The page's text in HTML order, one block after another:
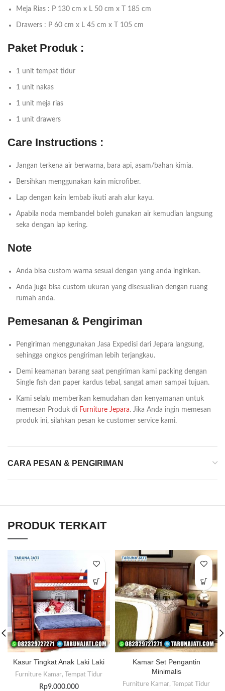
Meja Rias : P 130 cm x L 50 cm x T 185 cm
Drawers : P 60 cm x L 45 cm x T 105 cm
Paket Produk :
1 unit tempat tidur
1 unit nakas
1 unit meja rias
1 unit drawers
Care Instructions :
Jangan terkena air berwarna, bara api, asam/bahan kimia.
Bersihkan menggunakan kain microfiber.
Lap dengan kain lembab ikuti arah alur kayu.
Apabila noda membandel boleh gunakan air kemudian langsung
seka dengan lap kering.
Note
Anda bisa custom warna sesuai dengan yang anda inginkan.
Anda juga bisa custom ukuran yang disesuaikan dengan ruang
rumah anda.
Pemesanan & Pengiriman
Pengiriman menggunakan Jasa Expedisi dari Jepara langsung,
sehingga ongkos pengiriman lebih terjangkau.
Demi keamanan barang saat pengiriman kami packing dengan
Single fish dan paper kardus tebal, sangat aman sampai tujuan.
Kami selalu memberikan kemudahan dan kenyamanan untuk
memesan Produk di Furniture Jepara. Jika Anda ingin memesan
produk ini, silahkan pesan ke customer service kami.
CARA PESAN & PENGIRIMAN
PRODUK TERKAIT
Kasur Tingkat Anak Laki Laki
Furniture Kamar,
Tempat Tidur
Rp9.000.000
Kamar Set Pengantin
Minimalis
Furniture Kamar,
Tempat Tidur